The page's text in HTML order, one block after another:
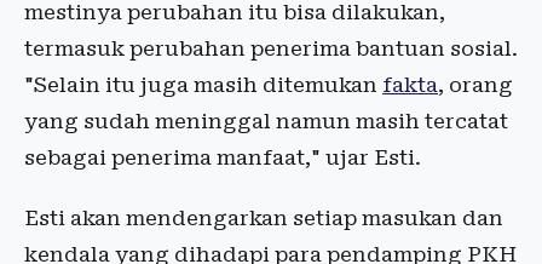
mestinya perubahan itu bisa dilakukan,
termasuk perubahan penerima bantuan sosial.
"Selain itu juga masih ditemukan fakta, orang
yang sudah meninggal namun masih tercatat
sebagai penerima manfaat," ujar Esti.
Esti akan mendengarkan setiap masukan dan
kendala yang dihadapi para pendamping PKH